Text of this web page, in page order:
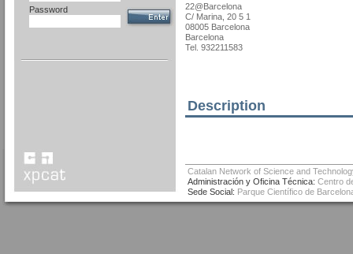
Password
22@Barcelona
C/ Marina, 20 5 1
08005 Barcelona
Barcelona
Tel. 932211583
Description
Catalan Network of Science and
Administración y Oficina Técnica: Centro
Sede Social: Parque Científico de